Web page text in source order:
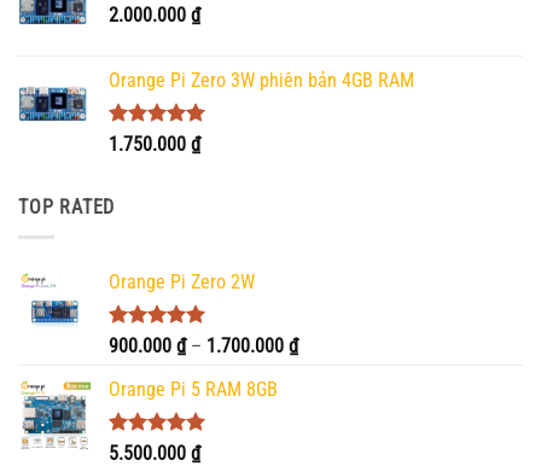
2.000.000 ₫
Orange Pi Zero 3W phiên bản 4GB RAM
Được xếp
1.750.000 ₫
TOP RATED
Orange Pi Zero 2W
Được xếp
5.00
5 sao
900.000 ₫ – 1.700.000 ₫Khoảng
Orange Pi 5 RAM 8GB
Được xếp
5.500.000 ₫